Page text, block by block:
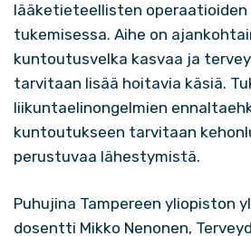
lääketieteellisten operaatioiden
tukemisessa. Aihe on
kuntoutusvelka kasvaa ja
tarvitaan lisää hoitavia käsiä.
liikuntaelinongelmien
kuntoutukseen tarvitaan
perustuvaa lähestymistä.
Puhujina Tampereen yliopiston
dosentti Mikko Nenonen,